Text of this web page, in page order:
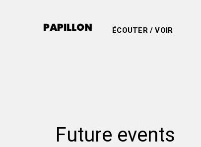
ÉCOUTER / VOIR
Future events